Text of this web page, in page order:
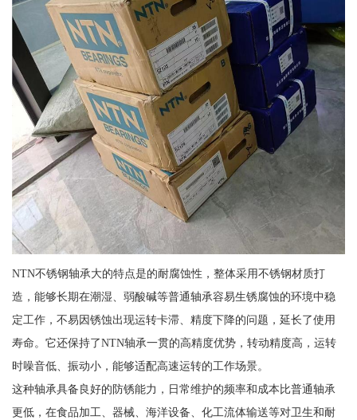
NTN不锈钢轴承大的特点是的耐腐蚀性，整体采用不锈钢材质打
造，能够长期在潮湿、弱酸碱等普通轴承容易生锈腐蚀的环境中稳
定工作，不易因锈蚀出现运转卡滞、精度下降的问题，延长了使用
寿命。它还保持了NTN轴承一贯的高精度优势，转动精度高，运转
时噪音低、振动小，能够适配高速运转的工作场景。
这种轴承具备良好的防锈能力，日常维护的频率和成本比普通轴承
更低，在食品加工、器械、海洋设备、化工流体输送等对卫生和耐